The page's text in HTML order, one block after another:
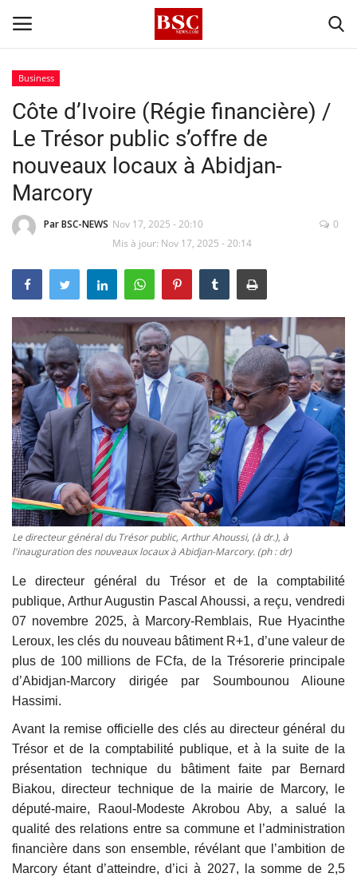
Accueil
Contact
A propos
Signature
Témoignage
Culture
Vidéos
Sublimes cerveaux
Sport
Autr'Actu
Business
Côte d’Ivoire (Régie financière) /
Le Trésor public s’offre de
nouveaux locaux à Abidjan-
Marcory
Par BSC-NEWS Nov 17, 2025 - 20:10
Mis à jour: Nov 17, 2025 - 20:14
0
Le directeur général du Trésor public, Arthur Ahoussi, (à dr.), à
l'inauguration des nouveaux locaux à Abidjan-Marcory. (ph : dr)
Le directeur général du Trésor et de la comptabilité
publique, Arthur Augustin Pascal Ahoussi, a reçu, vendredi
07 novembre 2025, à Marcory-Remblais, Rue Hyacinthe
Leroux, les clés du nouveau bâtiment R+1, d’une valeur de
plus de 100 millions de FCfa, de la Trésorerie principale
d’Abidjan-Marcory dirigée par Soumbounou Alioune
Hassimi.
Avant la remise officielle des clés au directeur général du
Trésor et de la comptabilité publique, et à la suite de la
présentation technique du bâtiment faite par Bernard
Biakou, directeur technique de la mairie de Marcory, le
député-maire, Raoul-Modeste Akrobou Aby, a salué la
qualité des relations entre sa commune et l’administration
financière dans son ensemble, révélant que l’ambition de
Marcory étant d’atteindre, d’ici à 2027, la somme de 2,5